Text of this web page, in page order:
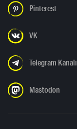
Pinterest
VK
Telegram Kanalı
Mastodon